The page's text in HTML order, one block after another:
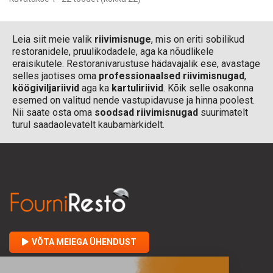
Leia siit meie valik riivimisnuge, mis on eriti sobilikud
restoranidele, pruulikodadele, aga ka nõudlikele
eraisikutele. Restoranivarustuse hädavajalik ese, avastage
selles jaotises oma professionaalsed riivimisnugad,
köögiviljariivid aga ka kartuliriivid. Kõik selle osakonna
esemed on valitud nende vastupidavuse ja hinna poolest.
Nii saate osta oma soodsad riivimisnugad suurimatelt
turul saadaolevatelt kaubamärkidelt.
VÕTA MEIEGA ÜHENDUST